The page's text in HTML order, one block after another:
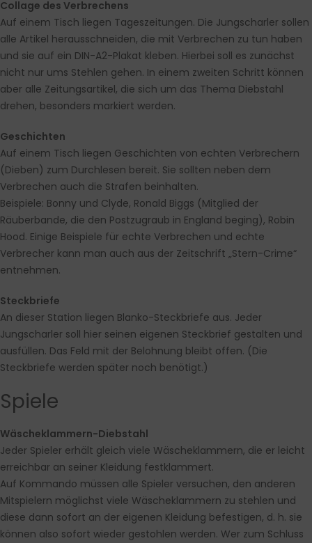
Collage des Verbrechens
Auf einem Tisch liegen Tageszeitungen. Die Jungscharler sollen
alle Artikel herausschneiden, die mit Verbrechen zu tun haben
und sie auf ein DIN-A2-Plakat kleben. Hierbei soll es zunächst
nicht nur ums Stehlen gehen. In einem zweiten Schritt können
aber alle Zeitungsartikel, die sich um das Thema Diebstahl
drehen, besonders markiert werden.
Geschichten
Auf einem Tisch liegen Geschichten von echten Verbrechern
(Dieben) zum Durchlesen bereit. Sie sollten neben dem
Verbrechen auch die Strafen beinhalten.
Beispiele: Bonny und Clyde, Ronald Biggs (Mitglied der
Räuberbande, die den Postzugraub in England beging), Robin
Hood. Einige Beispiele für echte Verbrechen und echte
Verbrecher kann man auch aus der Zeitschrift „Stern-Crime“
entnehmen.
Steckbriefe
An dieser Station liegen Blanko-Steckbriefe aus. Jeder
Jungscharler soll hier seinen eigenen Steckbrief gestalten und
ausfüllen. Das Feld mit der Belohnung bleibt offen. (Die
Steckbriefe werden später noch benötigt.)
Spiele
Wäscheklammern-Diebstahl
Jeder Spieler erhält gleich viele Wäscheklammern, die er leicht
erreichbar an seiner Kleidung festklammert.
Auf Kommando müssen alle Spieler versuchen, den anderen
Mitspielern möglichst viele Wäscheklammern zu stehlen und
diese dann sofort an der eigenen Kleidung befestigen, d. h. sie
können also sofort wieder gestohlen werden. Wer zum Schluss